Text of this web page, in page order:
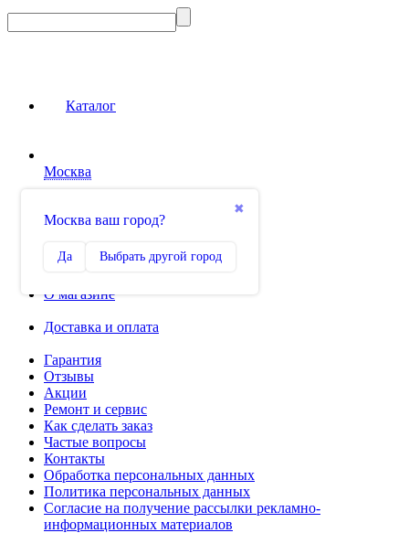
Каталог
Москва
✖
Москва ваш город?
Да Выбрать другой город
0
Избранное
О магазине
Доставка и оплата
Гарантия
Отзывы
Акции
Ремонт и сервис
Как сделать заказ
Частые вопросы
Контакты
Обработка персональных данных
Политика персональных данных
Согласие на получение рассылки рекламно-
информационных материалов